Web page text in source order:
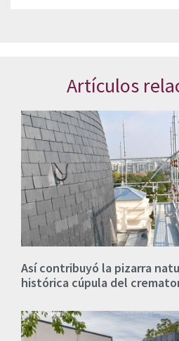
Artículos
Así contribuyó la pizarra
histórica cúpula del